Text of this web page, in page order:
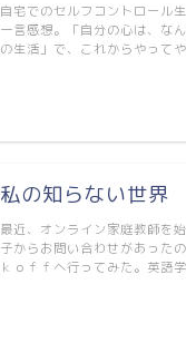
自宅でのセルフコントロール
一言感想。「自分の心は、な
の生活」で、これからやって
私の知らない世界
最近、オンライン家庭教師を
子からお問い合わせがあった
ｋｏｆｆへ行ってみた。英語